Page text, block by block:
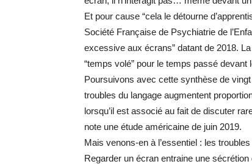
Et pour cause “cela le détourne
Société Française de Psychiatrie de
excessive aux écrans” datant de 2018.
“temps volé” pour le temps passé devant
Poursuivons avec cette synthèse de
troubles du langage augmentent
lorsqu’il est associé au fait de discuter
note une étude américaine de juin 2019.
Mais venons-en à l’essentiel : les
Regarder un écran entraine une